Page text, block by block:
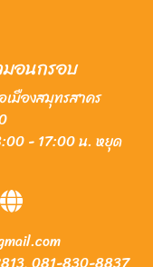
อนกรอบ
มืองสมุทรสาคร
- 17:00 น. หยุด